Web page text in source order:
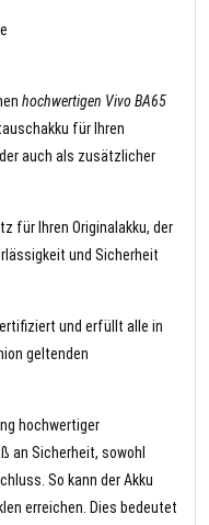
hochwertigen Vivo BA65
für Ihren
auch als zusätzlicher
für Ihren Originalakku, der
und Sicherheit
und erfüllt alle in
geltenden
hochwertiger
an Sicherheit, sowohl
So kann der Akku
erreichen. Dies bedeutet